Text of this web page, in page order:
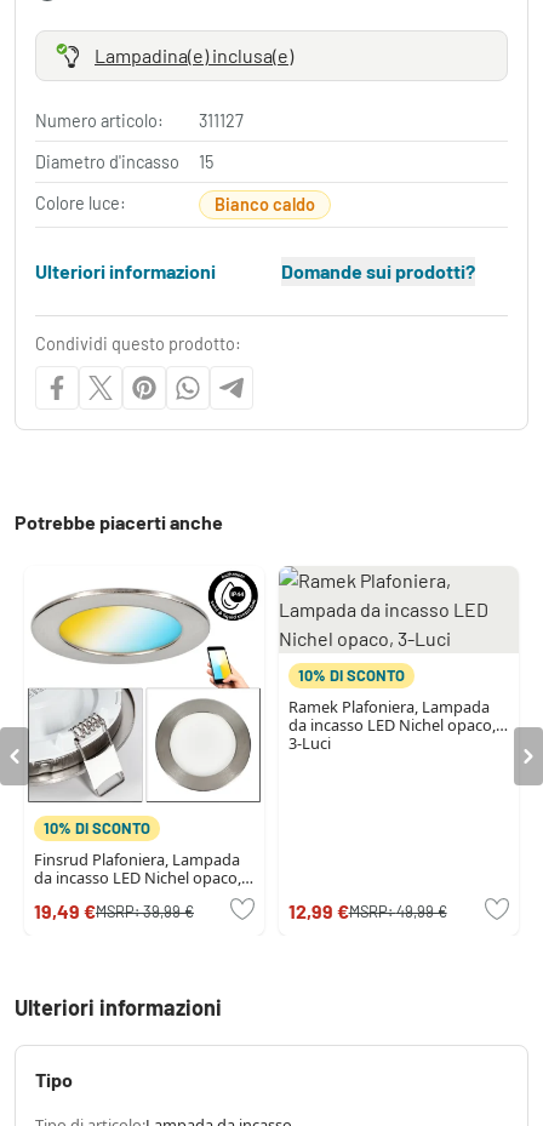
Lampadina(e) inclusa(e)
Numero articolo:
311127
Diametro d'incasso
15
Colore luce:
Bianco caldo
Ulteriori informazioni Domande sui prodotti?
Condividi questo prodotto:
Potrebbe piacerti anche
10% DI SCONTO
Finsrud Plafoniera, Lampada
da incasso LED Nichel opaco,
19,49 €MSRP:39,99 €
10% DI SCONTO
Ramek Plafoniera, Lampada
da incasso LED Nichel opaco,
3-Luci
12,99 €MSRP:49,99 €
Ulteriori informazioni
Tipo